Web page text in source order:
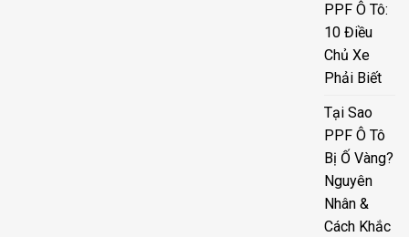
PPF Ô Tô:
10 Điều
Chủ Xe
Phải Biết
Tại Sao
PPF Ô Tô
Bị Ố Vàng?
Nguyên
Nhân &
Cách Khắc